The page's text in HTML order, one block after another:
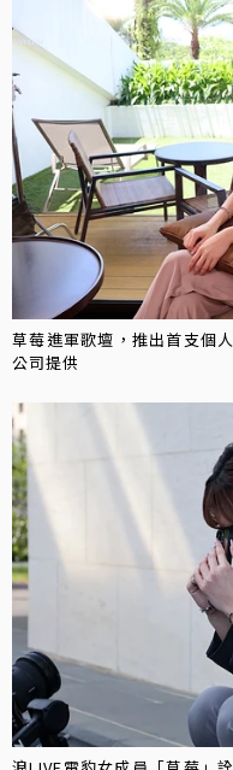
草莓進軍歌壇，推出首支個
公司提供